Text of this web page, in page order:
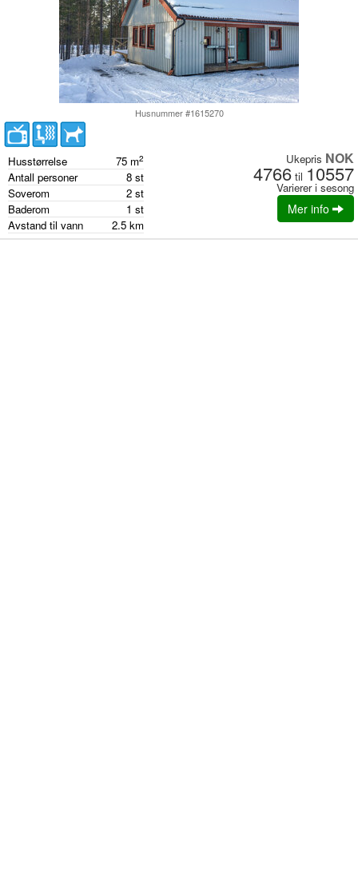
Husnummer #1615270
Husstørrelse 75 m2
Antall personer 8 st
Soverom
2 st
Baderom
1 st
Avstand til vann
2.5 km
Ukepris NOK
4766 til 10557
Varierer i sesong
Mer info